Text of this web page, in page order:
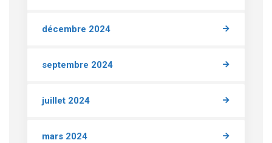
décembre 2024
septembre 2024
juillet 2024
mars 2024